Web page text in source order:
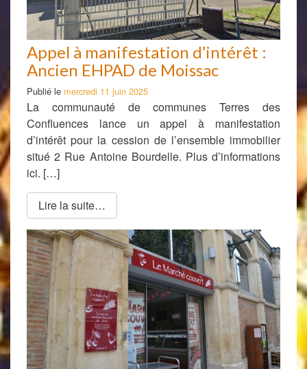
Appel à manifestation d’intérêt :
Ancien EHPAD de Moissac
Publié le mercredi 11 juin 2025
La communauté de communes Terres des
Confluences lance un appel à manifestation
d’intérêt pour la cession de l’ensemble immobilier
situé 2 Rue Antoine Bourdelle. Plus d’informations
ici. […]
Lire la suite…